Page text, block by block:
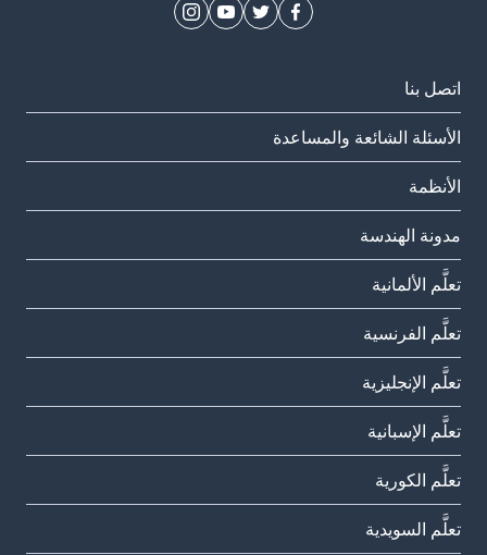
اتصل بنا
الأسئلة الشائعة والمساعدة
الأنظمة
مدونة الهندسة
تعلَّم الألمانية
تعلَّم الفرنسية
تعلَّم الإنجليزية
تعلَّم الإسبانية
تعلَّم الكورية
تعلَّم السويدية